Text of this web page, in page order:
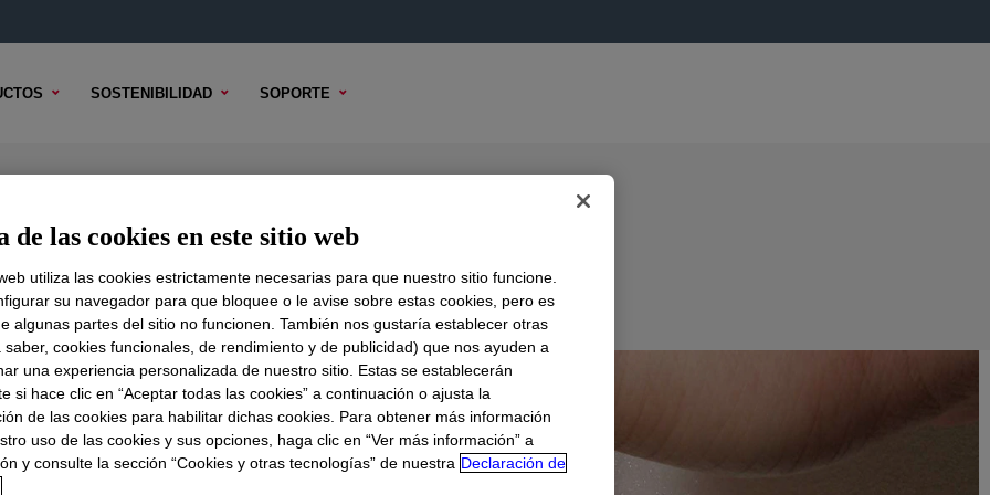
SOSTENIBILIDAD SOPORTE
TÉCNICO OPCIONES DE MUESTRA OPCIONES DE COMPRA
de las cookies en este sitio web
utiliza las cookies estrictamente necesarias para que nuestro sitio funcione.
su navegador para que bloquee o le avise sobre estas cookies, pero es
algunas partes del sitio no funcionen. También nos gustaría establecer otras
saber, cookies funcionales, de rendimiento y de publicidad) que nos ayuden a
una experiencia personalizada de nuestro sitio. Estas se establecerán
si hace clic en “Aceptar todas las cookies” a continuación o ajusta la
de las cookies para habilitar dichas cookies. Para obtener más información
uso de las cookies y sus opciones, haga clic en “Ver más información” a
y consulte la sección “Cookies y otras tecnologías” de nuestra Declaración de